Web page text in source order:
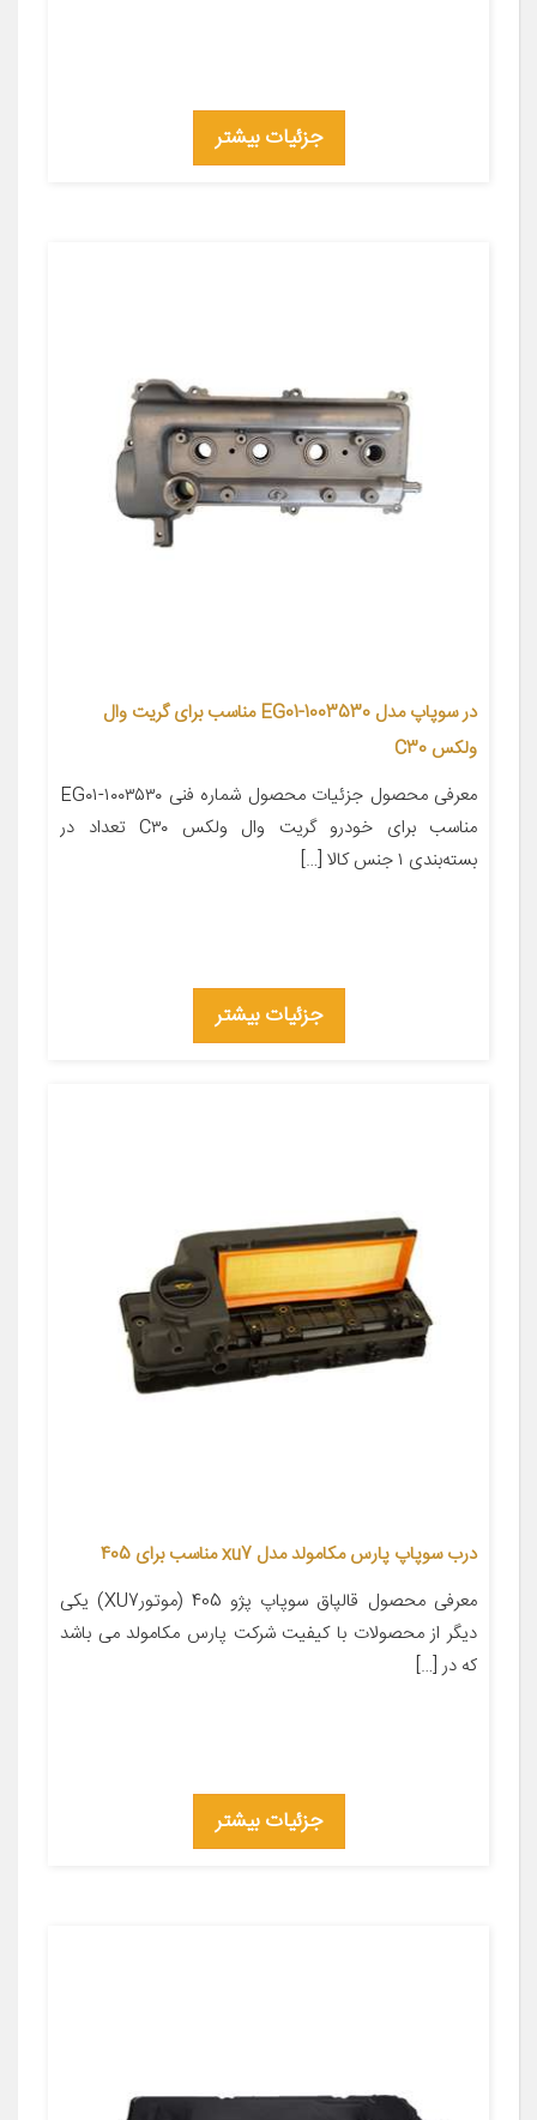
جزئیات بیشتر
در سوپاپ مدل 1003530-EG01 مناسب برای گریت وال
ولکس C30
معرفی محصول جزئیات محصول شماره فنی ۱۰۰۳۵۳۰-EG۰۱
مناسب برای خودرو گریت وال ولکس C۳۰ تعداد در
بسته‌بندی ۱ جنس کالا […]
جزئیات بیشتر
درب سوپاپ پارس مکامولد مدل xu7 مناسب برای 405
معرفی محصول قالپاق سوپاپ پژو 405 (موتورXU7) یکی
دیگر از محصولات با کیفیت شرکت پارس مکامولد می باشد
که در […]
جزئیات بیشتر